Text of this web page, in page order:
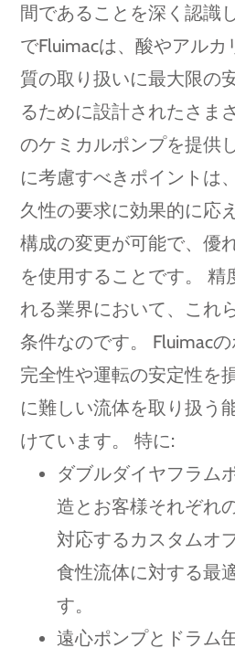
間であることを深く認識
でFluimacは、酸やアル
質の取り扱いに最大限の
るために設計されたさま
のケミカルポンプを提供
に考慮すべきポイントは
久性の要求に効果的に応
構成の変更が可能で、優
を使用することです。 精
れる業界において、これ
条件なのです。 Fluimac
完全性や運転の安定性を
に難しい流体を取り扱う
けています。 特に:
ダブルダイヤフラム
造とお客様それぞれ
対応するカスタムオ
食性流体に対する最
す。
遠心ポンプとドラム